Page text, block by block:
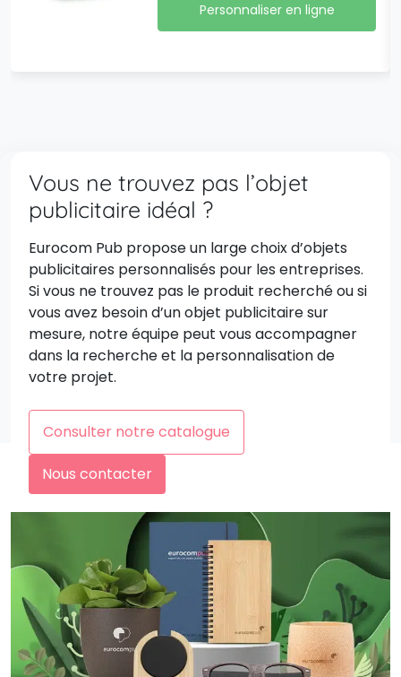
Personnaliser en ligne
Vous ne trouvez pas l’objet
publicitaire idéal ?
Eurocom Pub propose un large choix d’objets
publicitaires personnalisés pour les entreprises.
Si vous ne trouvez pas le produit recherché ou si
vous avez besoin d’un objet publicitaire sur
mesure, notre équipe peut vous accompagner
dans la recherche et la personnalisation de
votre projet.
Consulter notre catalogue
Nous contacter